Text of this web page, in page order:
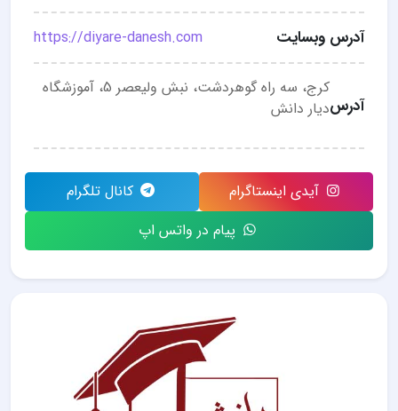
آدرس وبسایت https://diyare-danesh.com
آدرس
کرج، سه راه گوهردشت، نبش ولیعصر 5، آموزشگاه
دیار دانش
آیدی اینستاگرام
کانال تلگرام
پیام در واتس اپ